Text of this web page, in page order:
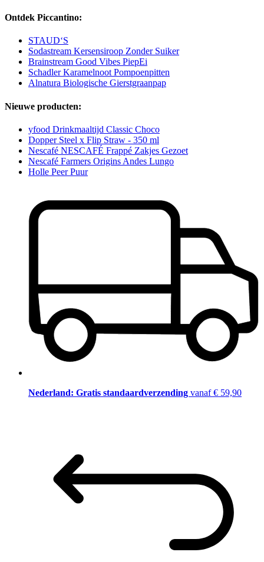
Ontdek Piccantino:
STAUD‘S
Sodastream Kersensiroop Zonder Suiker
Brainstream Good Vibes PiepEi
Schadler Karamelnoot Pompoenpitten
Alnatura Biologische Gierstgraanpap
Nieuwe producten:
yfood Drinkmaaltijd Classic Choco
Dopper Steel x Flip Straw - 350 ml
Nescafé NESCAFÉ Frappé Zakjes Gezoet
Nescafé Farmers Origins Andes Lungo
Holle Peer Puur
Nederland: Gratis standaardverzending vanaf € 59,90